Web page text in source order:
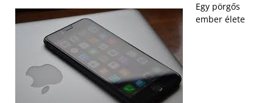
Egy pörgős
ember élete